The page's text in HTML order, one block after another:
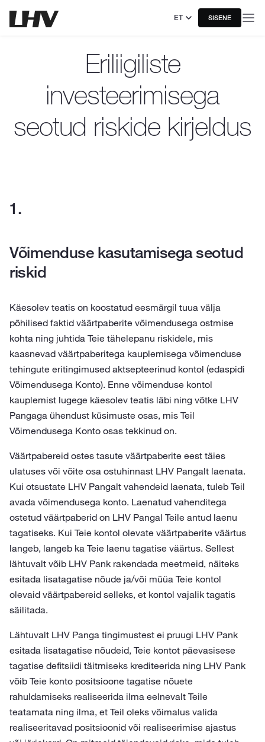
ET SISENE
Eriliigiliste
investeerimisega
seotud riskide kirjeldus
Võimenduse kasutamisega seotud
riskid
Käesolev teatis on koostatud eesmärgil tuua välja
põhilised faktid väärtpaberite võimendusega ostmise
kohta ning juhtida Teie tähelepanu riskidele, mis
kaasnevad väärtpaberitega kauplemisega võimenduse
tehingute eritingimused aktsepteerinud kontol (edaspidi
Võimendusega Konto). Enne võimenduse kontol
kauplemist lugege käesolev teatis läbi ning võtke LHV
Pangaga ühendust küsimuste osas, mis Teil
Võimendusega Konto osas tekkinud on.
Väärtpabereid ostes tasute väärtpaberite eest täies
ulatuses või võite osa ostuhinnast LHV Pangalt laenata.
Kui otsustate LHV Pangalt vahendeid laenata, tuleb Teil
avada võimendusega konto. Laenatud vahenditega
ostetud väärtpaberid on LHV Pangal Teile antud laenu
tagatiseks. Kui Teie kontol olevate väärtpaberite väärtus
langeb, langeb ka Teie laenu tagatise väärtus. Sellest
lähtuvalt võib LHV Pank rakendada meetmeid, näiteks
esitada lisatagatise nõude ja/või müüa Teie kontol
olevaid väärtpabereid selleks, et kontol vajalik tagatis
säilitada.
Lähtuvalt LHV Panga tingimustest ei pruugi LHV Pank
esitada lisatagatise nõudeid, Teie kontot päevasisese
tagatise defitsiidi täitmiseks krediteerida ning LHV Pank
võib Teie konto positsioone tagatise nõuete
rahuldamiseks realiseerida ilma eelnevalt Teile
teatamata ning ilma, et Teil oleks võimalus valida
realiseeritavad positsioonid või realiseerimise ajastus